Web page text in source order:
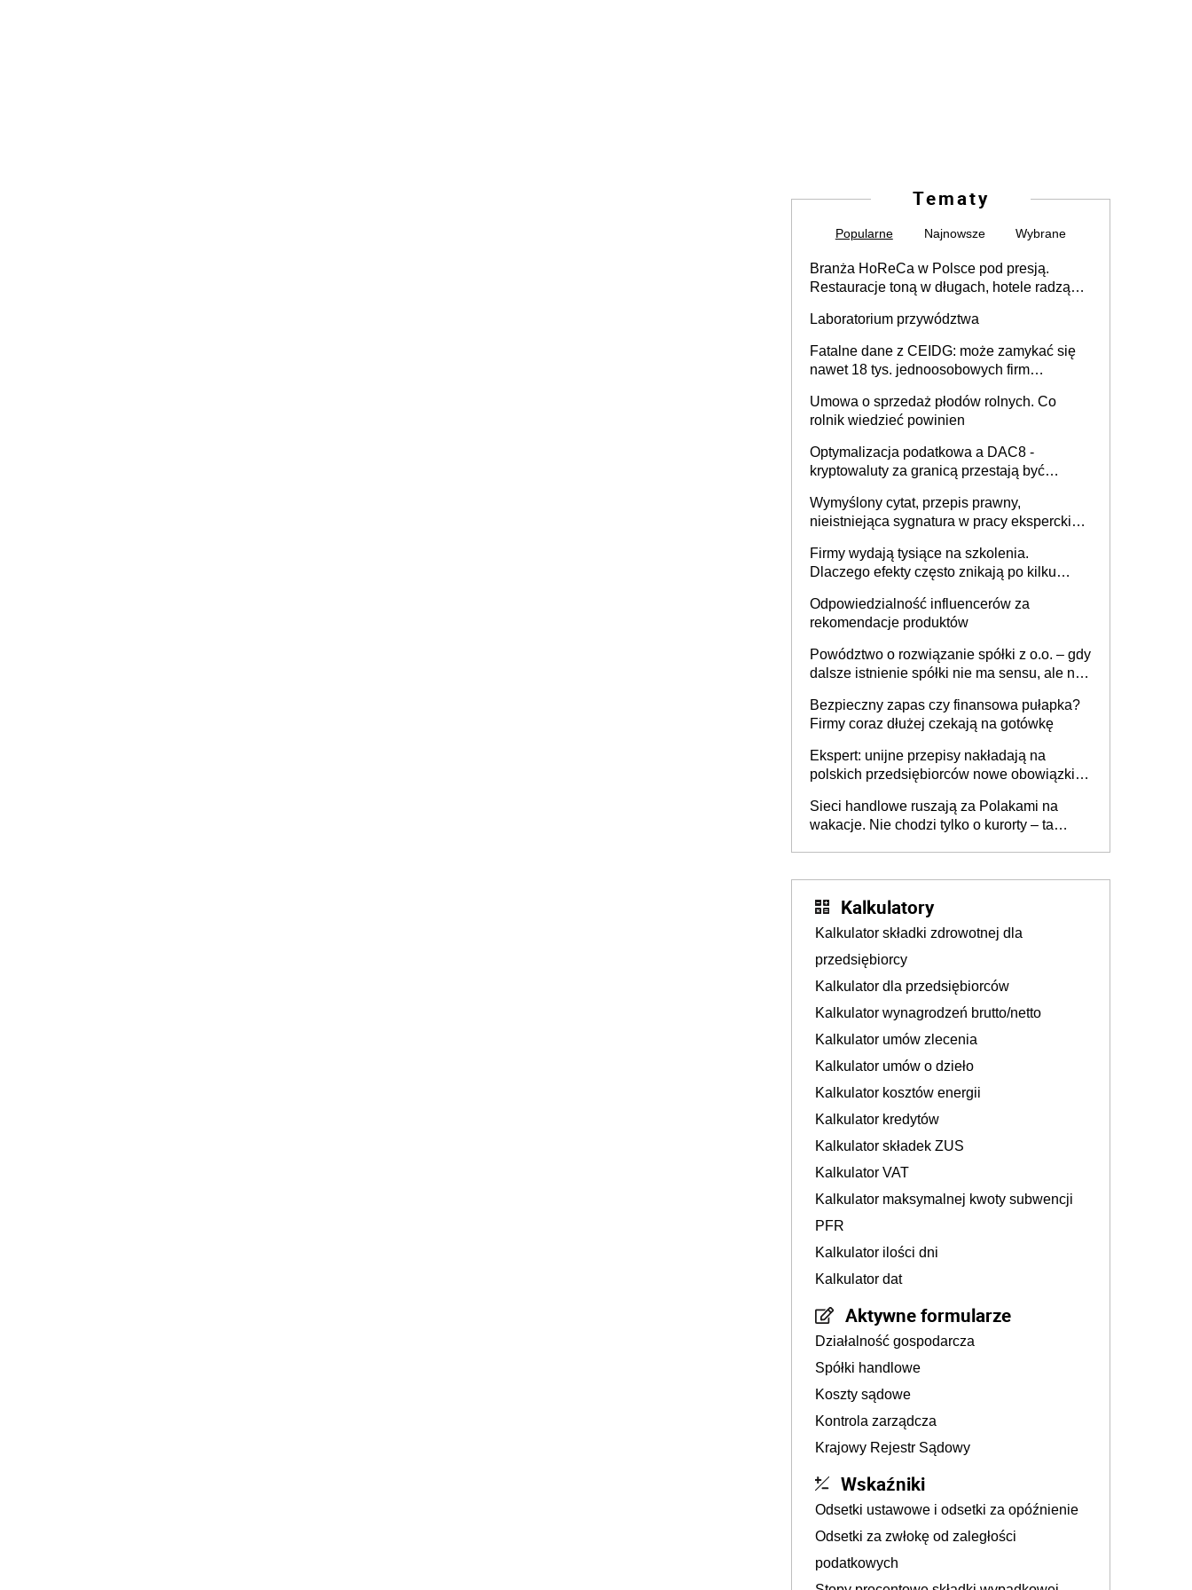
Tematy
Popularne Najnowsze Wybrane
Branża HoReCa w Polsce pod presją.
Restauracje toną w długach, hotele radzą
Laboratorium przywództwa
Fatalne dane z CEIDG: może zamykać się
nawet 18 tys. jednoosobowych firm
Umowa o sprzedaż płodów rolnych. Co
rolnik wiedzieć powinien
Optymalizacja podatkowa a DAC8 -
kryptowaluty za granicą przestają być
Wymyślony cytat, przepis prawny,
nieistniejąca sygnatura w pracy eksperckiej -
firmie
Firmy wydają tysiące na szkolenia.
Dlaczego efekty często znikają po kilku
Odpowiedzialność influencerów za
rekomendacje produktów
Powództwo o rozwiązanie spółki z o.o. – gdy
dalsze istnienie spółki nie ma sensu, ale nie
Bezpieczny zapas czy finansowa pułapka?
Firmy coraz dłużej czekają na gotówkę
Ekspert: unijne przepisy nakładają na
polskich przedsiębiorców nowe obowiązki w
Sieci handlowe ruszają za Polakami na
wakacje. Nie chodzi tylko o kurorty – ta
Kalkulatory
Kalkulator składki zdrowotnej dla
przedsiębiorcy
Kalkulator dla przedsiębiorców
Kalkulator wynagrodzeń brutto/netto
Kalkulator umów zlecenia
Kalkulator umów o dzieło
Kalkulator kosztów energii
Kalkulator kredytów
Kalkulator składek ZUS
Kalkulator VAT
Kalkulator maksymalnej kwoty subwencji
PFR
Kalkulator ilości dni
Kalkulator dat
Aktywne formularze
Działalność gospodarcza
Spółki handlowe
Koszty sądowe
Kontrola zarządcza
Krajowy Rejestr Sądowy
Wskaźniki
Odsetki ustawowe i odsetki za opóźnienie
Odsetki za zwłokę od zaległości
podatkowych